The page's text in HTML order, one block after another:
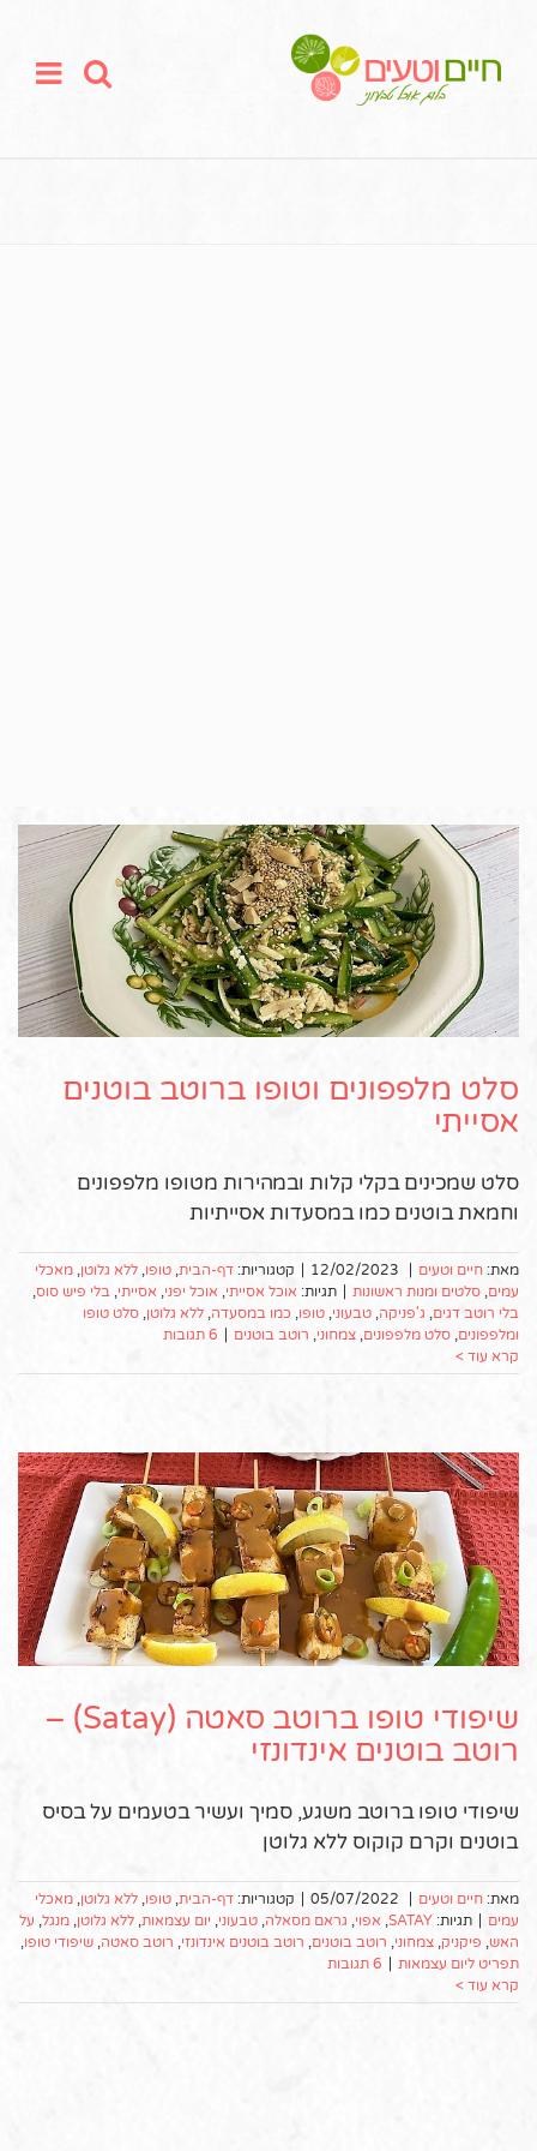
סלט מלפפונים וטופו ברוטב בוטנים
אסייתי
סלט שמכינים בקלי קלות ובמהירות מטופו מלפפונים
וחמאת בוטנים כמו במסעדות אסייתיות
מאת: חיים וטעים 12/02/2023 קטגוריות: דף-הבית, טופו, ללא גלוטן, מאכלי
עמים, סלטים ומנות ראשונות תגיות: אוכל אסייתי, אוכל יפני, אסייתי, בלי פיש סוס,
בלי רוטב דגים, ג'פניקה, טבעוני, טופו, כמו במסעדה, ללא גלוטן, סלט טופו
ומלפפונים, סלט מלפפונים, צמחוני, רוטב בוטנים
6 תגובות
קרא עוד >
שיפודי טופו ברוטב סאטה (Satay) –
רוטב בוטנים אינדונזי
שיפודי טופו ברוטב משגע, סמיך ועשיר בטעמים על בסיס
בוטנים וקרם קוקוס ללא גלוטן
מאת: חיים וטעים 05/07/2022 קטגוריות: דף-הבית, טופו, ללא גלוטן, מאכלי
עמים
תגיות: SATAY
, אפוי, גראם מסאלה, טבעוני, יום עצמאות, ללא גלוטן, מנגל, על
האש, פיקניק, צמחוני, רוטב בוטנים, רוטב בוטנים אינדונזי, רוטב סאטה, שיפודי טופו,
תפריט ליום עצמאות
6 תגובות
קרא עוד >